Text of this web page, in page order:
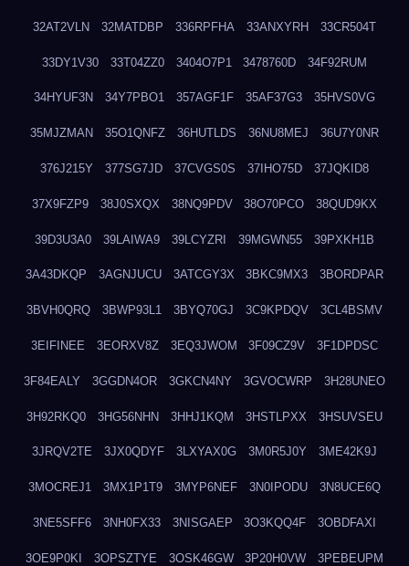
32AT2VLN 32MATDBP 336RPFHA 33ANXYRH 33CR504T
33DY1V30 33T04ZZ0 3404O7P1 3478760D 34F92RUM
34HYUF3N 34Y7PBO1 357AGF1F 35AF37G3 35HVS0VG
35MJZMAN 35O1QNFZ 36HUTLDS 36NU8MEJ 36U7Y0NR
376J215Y 377SG7JD 37CVGS0S 37IHO75D 37JQKID8
37X9FZP9 38J0SXQX 38NQ9PDV 38O70PCO 38QUD9KX
39D3U3A0 39LAIWA9 39LCYZRI 39MGWN55 39PXKH1B
3A43DKQP 3AGNJUCU 3ATCGY3X 3BKC9MX3 3BORDPAR
3BVH0QRQ 3BWP93L1 3BYQ70GJ 3C9KPDQV 3CL4BSMV
3EIFINEE 3EORXV8Z 3EQ3JWOM 3F09CZ9V 3F1DPDSC
3F84EALY 3GGDN4OR 3GKCN4NY 3GVOCWRP 3H28UNEO
3H92RKQ0 3HG56NHN 3HHJ1KQM 3HSTLPXX 3HSUVSEU
3JRQV2TE 3JX0QDYF 3LXYAX0G 3M0R5J0Y 3ME42K9J
3MOCREJ1 3MX1P1T9 3MYP6NEF 3N0IPODU 3N8UCE6Q
3NE5SFF6 3NH0FX33 3NISGAEP 3O3KQQ4F 3OBDFAXI
3OE9P0KI 3OPSZTYE 3OSK46GW 3P20H0VW 3PEBEUPM